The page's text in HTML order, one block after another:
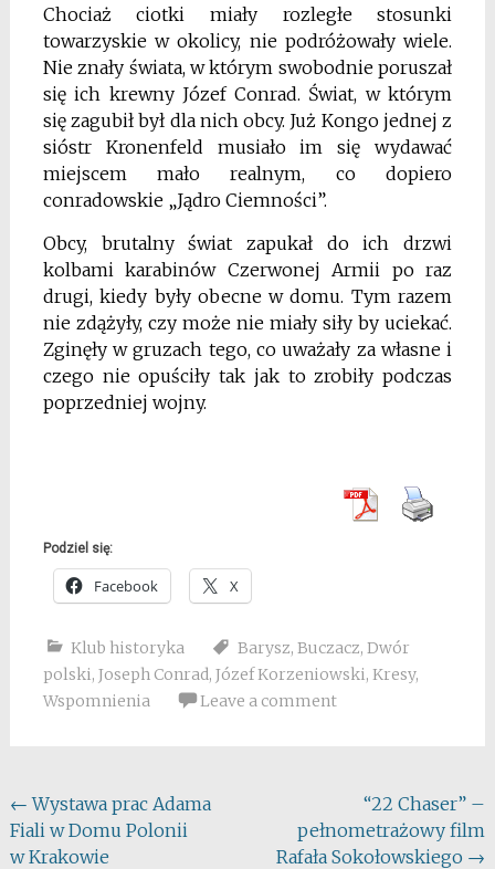
Chociaż ciotki miały rozległe stosunki
towarzyskie w okolicy, nie podróżowały wiele.
Nie znały świata, w którym swobodnie poruszał
się ich krewny Józef Conrad. Świat, w którym
się zagubił był dla nich obcy. Już Kongo jednej z
sióstr Kronenfeld musiało im się wydawać
miejscem mało realnym, co dopiero
conradowskie „Jądro Ciemności”.
Obcy, brutalny świat zapukał do ich drzwi
kolbami karabinów Czerwonej Armii po raz
drugi, kiedy były obecne w domu. Tym razem
nie zdążyły, czy może nie miały siły by uciekać.
Zginęły w gruzach tego, co uważały za własne i
czego nie opuściły tak jak to zrobiły podczas
poprzedniej wojny.
Podziel się:
Facebook X
Klub historyka Barysz, Buczacz, Dwór
polski, Joseph Conrad, Józef Korzeniowski, Kresy,
Wspomnienia
Leave a comment
Post
navigation
← Wystawa prac Adama
Fiali w Domu Polonii
w Krakowie
“22 Chaser” –
pełnometrażowy film
Rafała Sokołowskiego →